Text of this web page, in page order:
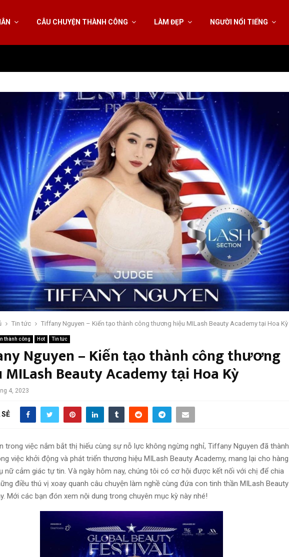
CÂU CHUYỆN THÀNH CÔNG LÀM ĐẸP NGƯỜI NỔI TIẾNG
Tin tức Tiffany Nguyen – Kiến tạo thành công thương hiệu MILash Beauty Academy tại Hoa Kỳ
thành công Hot Tin tức
Nguyen – Kiến tạo thành công thương
MILash Beauty Academy tại Hoa Kỳ
4, 2023
SẺ
trong việc nắm bắt thị hiếu cùng sự nỗ lực không ngừng nghỉ, Tiffany Nguyen đã thành
việc khởi động và phát triển thương hiệu MILash Beauty Academy, mang lại cho hàng
nữ cảm giác tự tin. Và ngày hôm nay, chúng tôi có cơ hội được kết nối với chị để chia
điều thú vị xoay quanh câu chuyện làm nghề cùng đứa con tinh thần MILash Beauty
Mới các bạn đón xem nội dung trong chuyên mục kỳ này nhé!